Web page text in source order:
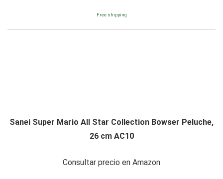
Free shipping
Sanei Super Mario All Star Collection Bowser Peluche,
26 cm AC10
Consultar precio en Amazon